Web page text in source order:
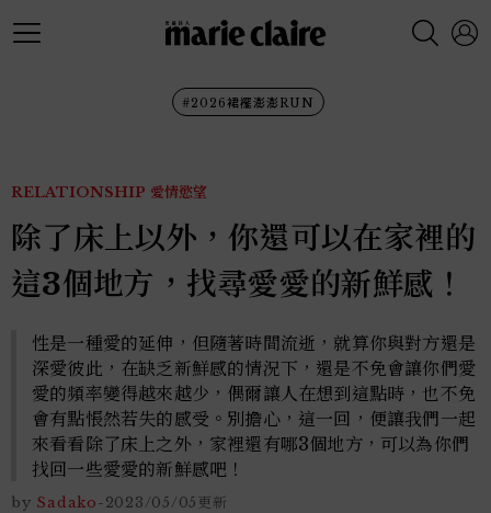
#2026裙襬澎澎RUN
RELATIONSHIP 愛情慾望
除了床上以外，你還可以在家裡的
這3個地方，找尋愛愛的新鮮感！
性是一種愛的延伸，但隨著時間流逝，就算你與對方還是
深愛彼此，在缺乏新鮮感的情況下，還是不免會讓你們愛
愛的頻率變得越來越少，偶爾讓人在想到這點時，也不免
會有點悵然若失的感受。別擔心，這一回，便讓我們一起
來看看除了床上之外，家裡還有哪3個地方，可以為你們
找回一些愛愛的新鮮感吧！
by Sadako-2023/05/05更新